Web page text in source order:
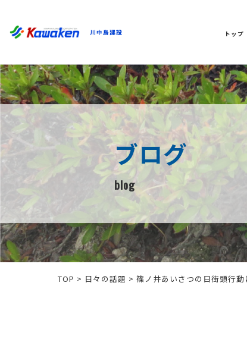
川中島建設 トップ
ブログ
blog
TOP > 日々の話題 > 篠ノ井あいさつの日街頭行動